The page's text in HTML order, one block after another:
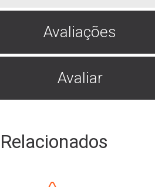
Avaliações
Avaliar